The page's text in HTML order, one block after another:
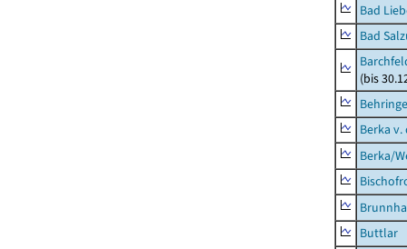
Bad
Bad
(bis
Berka v.
Berka/
Buttlar